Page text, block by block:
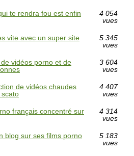
te rendra fou est enfin
4 054
vues
vite avec un super site
5 345
vues
vidéos porno et de
3 604
vues
de vidéos chaudes
4 407
vues
français concentré sur
4 314
vues
blog sur ses films porno
5 183
vues